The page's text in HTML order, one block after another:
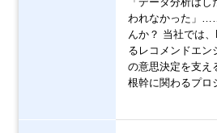
われなかった」
んか？ 当社では
るレコメンドエン
の意思決定を支え
根幹に関わるプロ